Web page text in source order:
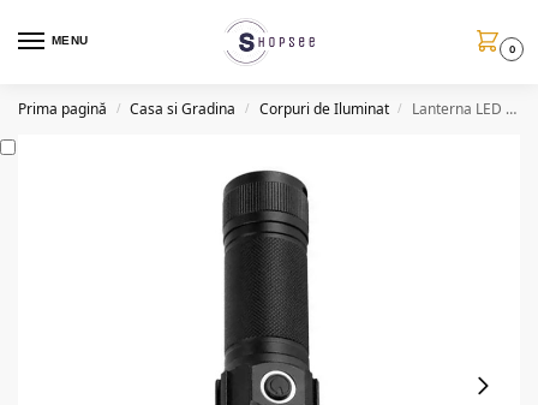
MENU
0
Prima pagină / Casa si Gradina / Corpuri de Iluminat / Lanterna LED P90, zoom telescopic, reincarcabila, 40W, G72